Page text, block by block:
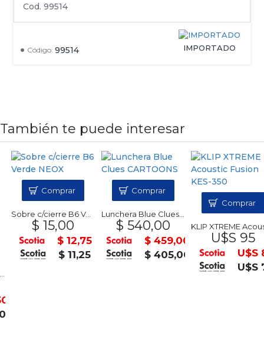
Código: 99514 IMPORTADO
Cod. 99514
También te puede interesar
Sobre c/cierre B6 Verde NEOX
$ 15,00
$ 12,75
$ 11,25
Comprar
Lunchera Blue Clues CARTOONS
$ 540,00
$ 459,00
$ 405,00
Comprar
KLIP XTREME
U$S 95
U$S 81
U$S 71
Comprar